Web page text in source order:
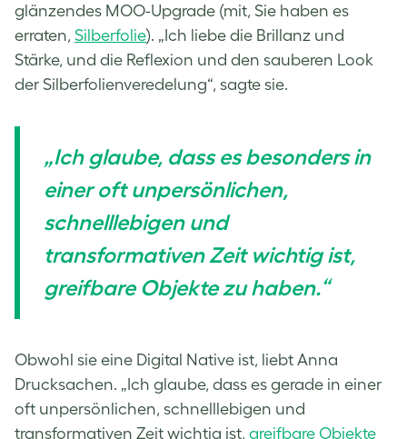
glänzendes MOO-Upgrade (mit, Sie haben es
erraten, Silberfolie). „Ich liebe die Brillanz und
Stärke, und die Reflexion und den sauberen Look
der Silberfolienveredelung“, sagte sie.
„Ich glaube, dass es besonders in
einer oft unpersönlichen,
schnelllebigen und
transformativen Zeit wichtig ist,
greifbare Objekte zu haben.“
Obwohl sie eine Digital Native ist, liebt Anna
Drucksachen. „Ich glaube, dass es gerade in einer
oft unpersönlichen, schnelllebigen und
transformativen Zeit wichtig ist, greifbare Objekte